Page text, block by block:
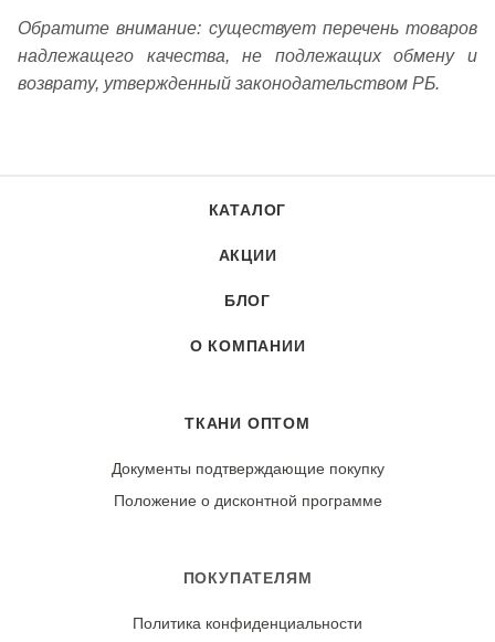
Обратите внимание: существует перечень товаров
надлежащего качества, не подлежащих обмену и
возврату, утвержденный законодательством РБ.
КАТАЛОГ
АКЦИИ
БЛОГ
О КОМПАНИИ
ТКАНИ ОПТОМ
Документы подтверждающие покупку
Положение о дисконтной программе
ПОКУПАТЕЛЯМ
Политика конфиденциальности